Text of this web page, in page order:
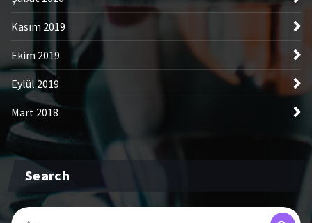
Kasım 2019
Ekim 2019
Eylül 2019
Mart 2018
Search
Arama: